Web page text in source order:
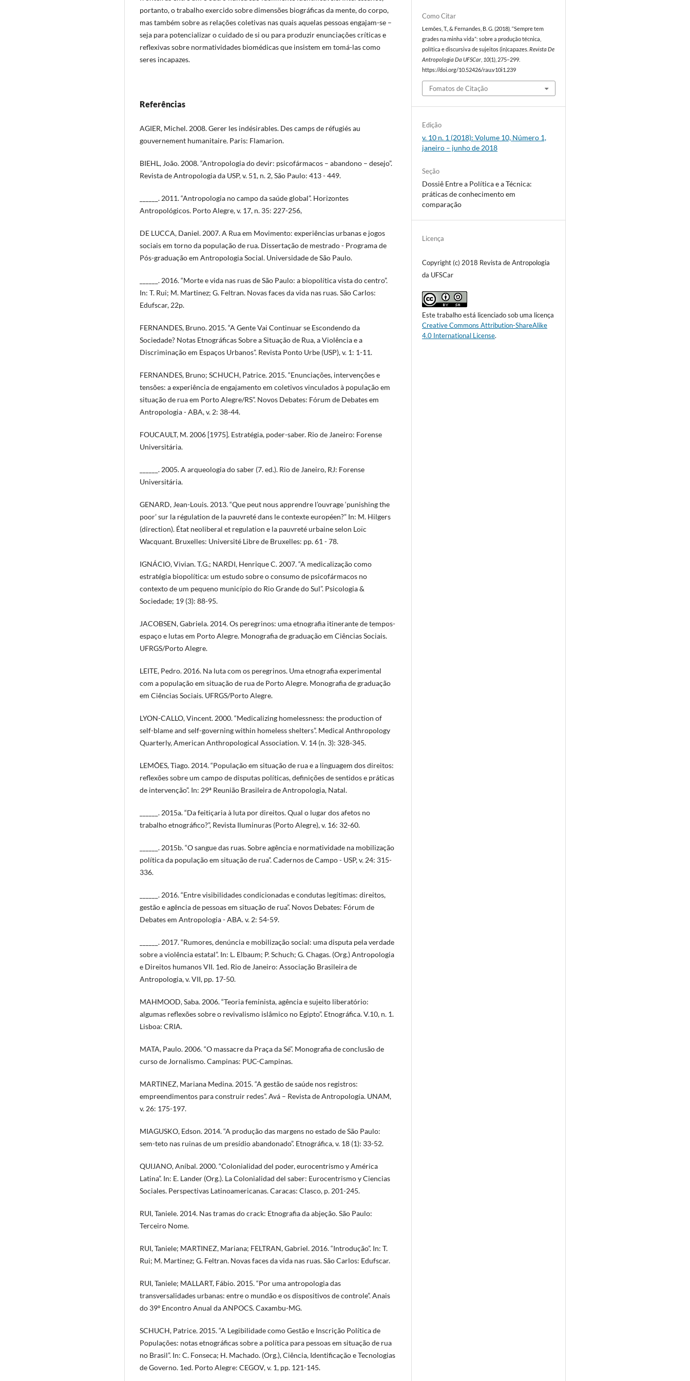
portanto, o trabalho exercido sobre dimensões biográficas da mente, do corpo,
mas também sobre as relações coletivas nas quais aquelas pessoas engajam-se –
seja para potencializar o cuidado de si ou para produzir enunciações críticas e
reflexivas sobre normatividades biomédicas que insistem em tomá-las como
seres incapazes.
Referências
AGIER, Michel. 2008. Gerer les indésirables. Des camps de réfugiés au
gouvernement humanitaire. Paris: Flamarion.
BIEHL, João. 2008. “Antropologia do devir: psicofármacos – abandono – desejo”.
Revista de Antropologia da USP, v. 51, n. 2, São Paulo: 413 - 449.
______. 2011. “Antropologia no campo da saúde global”. Horizontes
Antropológicos. Porto Alegre, v. 17, n. 35: 227-256,
DE LUCCA, Daniel. 2007. A Rua em Movimento: experiências urbanas e jogos
sociais em torno da população de rua. Dissertação de mestrado - Programa de
Pós-graduação em Antropologia Social. Universidade de São Paulo.
______. 2016. “Morte e vida nas ruas de São Paulo: a biopolítica vista do centro”.
In: T. Rui; M. Martinez; G. Feltran. Novas faces da vida nas ruas. São Carlos:
Edufscar, 22p.
FERNANDES, Bruno. 2015. “A Gente Vai Continuar se Escondendo da
Sociedade? Notas Etnográficas Sobre a Situação de Rua, a Violência e a
Discriminação em Espaços Urbanos”. Revista Ponto Urbe (USP), v. 1: 1-11.
FERNANDES, Bruno; SCHUCH, Patrice. 2015. “Enunciações, intervenções e
tensões: a experiência de engajamento em coletivos vinculados à população em
situação de rua em Porto Alegre/RS”. Novos Debates: Fórum de Debates em
Antropologia - ABA, v. 2: 38-44.
FOUCAULT, M. 2006 [1975]. Estratégia, poder-saber. Rio de Janeiro: Forense
Universitária.
______. 2005. A arqueologia do saber (7. ed.). Rio de Janeiro, RJ: Forense
Universitária.
GENARD, Jean-Louis. 2013. “Que peut nous apprendre l’ouvrage ‘punishing the
poor’ sur la régulation de la pauvreté dans le contexte européen?” In: M. Hilgers
(direction). État neoliberal et regulation e la pauvreté urbaine selon Loïc
Wacquant. Bruxelles: Université Libre de Bruxelles: pp. 61 - 78.
IGNÁCIO, Vivian. T.G.; NARDI, Henrique C. 2007. “A medicalização como
estratégia biopolítica: um estudo sobre o consumo de psicofármacos no
contexto de um pequeno município do Rio Grande do Sul”. Psicologia &
Sociedade; 19 (3): 88-95.
JACOBSEN, Gabriela. 2014. Os peregrinos: uma etnografia itinerante de tempos-
espaço e lutas em Porto Alegre. Monografia de graduação em Ciências Sociais.
UFRGS/Porto Alegre.
LEITE, Pedro. 2016. Na luta com os peregrinos. Uma etnografia experimental
com a população em situação de rua de Porto Alegre. Monografia de graduação
em Ciências Sociais. UFRGS/Porto Alegre.
LYON-CALLO, Vincent. 2000. “Medicalizing homelessness: the production of
self-blame and self-governing within homeless shelters”. Medical Anthropology
Quarterly, American Anthropological Association. V. 14 (n. 3): 328-345.
LEMÕES, Tiago. 2014. “População em situação de rua e a linguagem dos direitos:
reflexões sobre um campo de disputas políticas, definições de sentidos e práticas
de intervenção”. In: 29ª Reunião Brasileira de Antropologia, Natal.
______. 2015a. “Da feitiçaria à luta por direitos. Qual o lugar dos afetos no
trabalho etnográfico?”, Revista Iluminuras (Porto Alegre), v. 16: 32-60.
______. 2015b. “O sangue das ruas. Sobre agência e normatividade na mobilização
política da população em situação de rua”. Cadernos de Campo - USP, v. 24: 315-
336.
______. 2016. “Entre visibilidades condicionadas e condutas legítimas: direitos,
gestão e agência de pessoas em situação de rua”. Novos Debates: Fórum de
Debates em Antropologia - ABA. v. 2: 54-59.
______. 2017. “Rumores, denúncia e mobilização social: uma disputa pela verdade
sobre a violência estatal”. In: L. Elbaum; P. Schuch; G. Chagas. (Org.) Antropologia
e Direitos humanos VII. 1ed. Rio de Janeiro: Associação Brasileira de
Antropologia, v. VII, pp. 17-50.
MAHMOOD, Saba. 2006. “Teoria feminista, agência e sujeito liberatório:
algumas reflexões sobre o revivalismo islâmico no Egipto”. Etnográfica. V.10, n. 1.
Lisboa: CRIA.
MATA, Paulo. 2006. “O massacre da Praça da Sé”. Monografia de conclusão de
curso de Jornalismo. Campinas: PUC-Campinas.
MARTINEZ, Mariana Medina. 2015. “A gestão de saúde nos registros:
empreendimentos para construir redes”. Avá – Revista de Antropología. UNAM,
v. 26: 175-197.
MIAGUSKO, Edson. 2014. “A produção das margens no estado de São Paulo:
sem-teto nas ruinas de um presídio abandonado”. Etnográfica, v. 18 (1): 33-52.
QUIJANO, Aníbal. 2000. “Colonialidad del poder, eurocentrismo y América
Latina”. In: E. Lander (Org.). La Colonialidad del saber: Eurocentrismo y Ciencias
Sociales. Perspectivas Latinoamericanas. Caracas: Clasco, p. 201-245.
RUI, Taniele. 2014. Nas tramas do crack: Etnografia da abjeção. São Paulo:
Terceiro Nome.
RUI, Taniele; MARTINEZ, Mariana; FELTRAN, Gabriel. 2016. “Introdução”. In: T.
Rui; M. Martinez; G. Feltran. Novas faces da vida nas ruas. São Carlos: Edufscar.
RUI, Taniele; MALLART, Fábio. 2015. “Por uma antropologia das
transversalidades urbanas: entre o mundão e os dispositivos de controle”. Anais
do 39º Encontro Anual da ANPOCS. Caxambu-MG.
SCHUCH, Patrice. 2015. “A Legibilidade como Gestão e Inscrição Política de
Populações: notas etnográficas sobre a política para pessoas em situação de rua
no Brasil”. In: C. Fonseca; H. Machado. (Org.), Ciência, Identificação e Tecnologias
de Governo. 1ed. Porto Alegre: CEGOV, v. 1, pp. 121-145.
Como Citar
Lemões, T., & Fernandes, B. G. (2018). “Sempre tem
grades na minha vida”: sobre a produção técnica,
política e discursiva de sujeitos (in)capazes.Revista De
Antropologia Da UFSCar 10(1), 275–299.
https://doi.org/10.52426/rau.v10i1.239
Fomatos de Citação
Edição
v. 10 n. 1 (2018): Volume 10, Número 1,
janeiro – junho de 2018
Seção
Dossiê Entre a Política e a Técnica:
práticas de conhecimento em
comparação
Licença
Copyright (c) 2018 Revista de Antropologia
da UFSCar
Este trabalho está licenciado sob uma licença
Creative Commons Attribution-ShareAlike
4.0 International License.